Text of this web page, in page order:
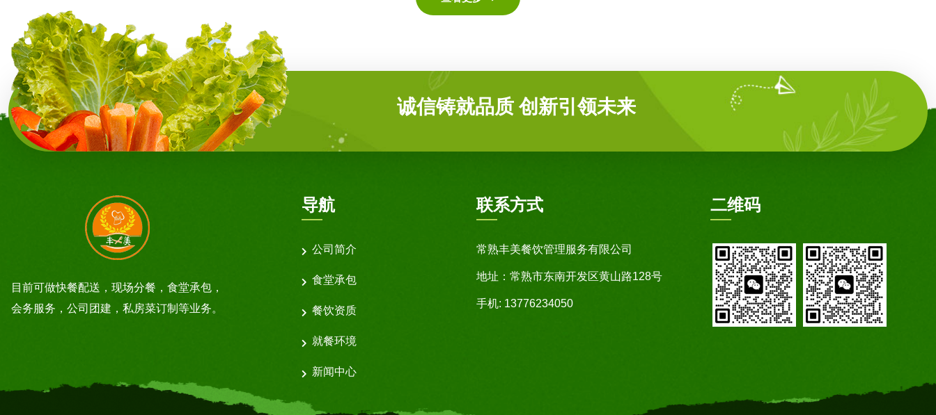
诚信铸就品质 创新引领未来
目前可做快餐配送，现场分餐，食堂承包，
会务服务，公司团建，私房菜订制等业务。
导航
公司简介
食堂承包
餐饮资质
就餐环境
新闻中心
联系方式
常熟丰美餐饮管理服务有限公司
地址：常熟市东南开发区黄山路128号
手机: 13776234050
二维码